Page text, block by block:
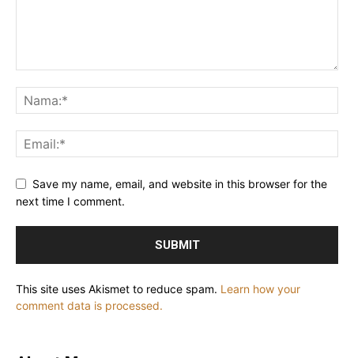
Save my name, email, and website in this browser for the
next time I comment.
This site uses Akismet to reduce spam. Learn how your
comment data is processed.